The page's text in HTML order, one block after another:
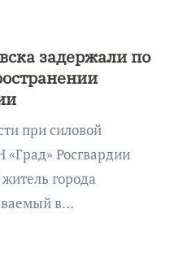
задержали по
Росгвардии
города
в…